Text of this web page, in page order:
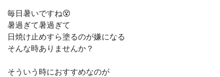
毎日暑いですね😵
暑過ぎて暑過ぎて
日焼け止めすら塗るのが嫌になる
そんな時ありませんか？
そういう時におすすめなのが